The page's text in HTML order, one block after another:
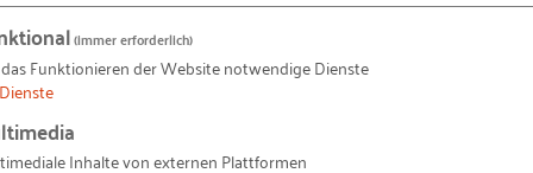
In moderierten Diskussionen reflektieren Sie Ihre
Anregungen und Impulse für Ihre tägliche
(immer erforderlich)
Funktionieren der Website notwendige Dienste
Dienste
Inhalte von externen Plattformen